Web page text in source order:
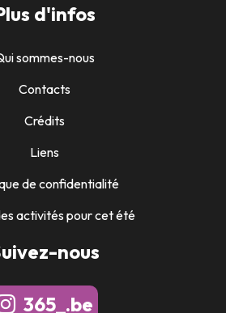
d'infos
sommes-nous
Contacts
Crédits
Liens
de confidentialité
activités pour cet été
nous
365_.be